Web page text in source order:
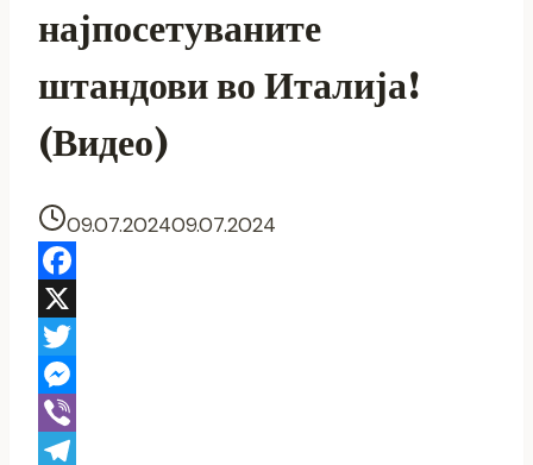
најпосетуваните
штандови во Италија!
(Видео)
09.07.202409.07.2024
Facebook
X
Twitter
Messenger
Viber